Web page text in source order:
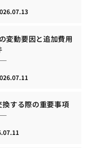
変動要因と追加費用
する際の重要事項